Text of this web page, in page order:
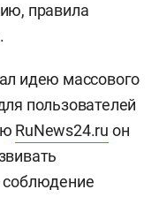
правила
идею массового
пользователей
RuNews24.ru он
соблюдение